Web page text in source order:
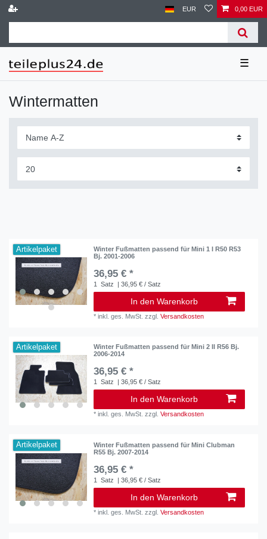
EUR 0,00 EUR
☰
Wintermatten
Artikelpaket
Winter Fußmatten passend für Mini 1 I R50 R53
Bj. 2001-2006
36,95 € *
1 Satz | 36,95 € / Satz
In den Warenkorb
*inkl. ges. MwSt. zzgl.Versandkosten
Artikelpaket
Winter Fußmatten passend für Mini 2 II R56 Bj.
2006-2014
36,95 € *
1 Satz | 36,95 € / Satz
In den Warenkorb
*inkl. ges. MwSt. zzgl.Versandkosten
Artikelpaket
Winter Fußmatten passend für Mini Clubman
R55 Bj. 2007-2014
36,95 € *
1 Satz | 36,95 € / Satz
In den Warenkorb
*inkl. ges. MwSt. zzgl.Versandkosten